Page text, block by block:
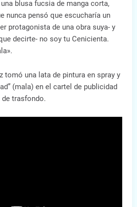
blusa fucsia de manga corta,
nunca pensó que escucharía un
protagonista de una obra suya- y
decirte- no soy tu Cenicienta.
tomó una lata de pintura en spray y
(mala) en el cartel de publicidad
trasfondo.